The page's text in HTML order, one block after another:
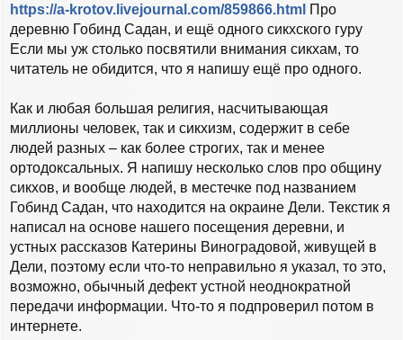
о
б
щ
е
н
https://a-krotov.livejournal.com/859866.html Про
деревню Гобинд Садан, и ещё одного сикхского гуру
Если мы уж столько посвятили внимания сикхам, то
читатель не обидится, что я напишу ещё про одного.
Как и любая большая религия, насчитывающая
миллионы человек, так и сикхизм, содержит в себе
людей разных – как более строгих, так и менее
ортодоксальных. Я напишу несколько слов про общину
сикхов, и вообще людей, в местечке под названием
Гобинд Садан, что находится на окраине Дели. Текстик я
написал на основе нашего посещения деревни, и
устных рассказов Катерины Виноградовой, живущей в
Дели, поэтому если что-то неправильно я указал, то это,
возможно, обычный дефект устной неоднократной
передачи информации. Что-то я подпроверил потом в
интернете.